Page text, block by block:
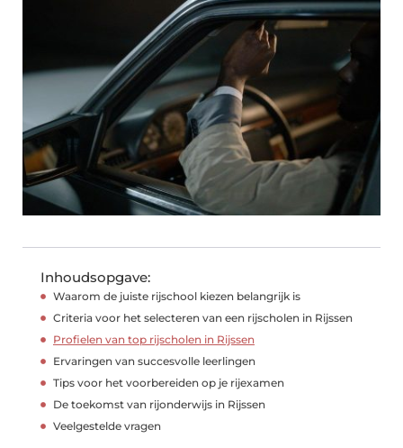
Inhoudsopgave:
Waarom de juiste rijschool kiezen belangrijk is
Criteria voor het selecteren van een rijscholen in Rijssen
Profielen van top rijscholen in Rijssen
Ervaringen van succesvolle leerlingen
Tips voor het voorbereiden op je rijexamen
De toekomst van rijonderwijs in Rijssen
Veelgestelde vragen